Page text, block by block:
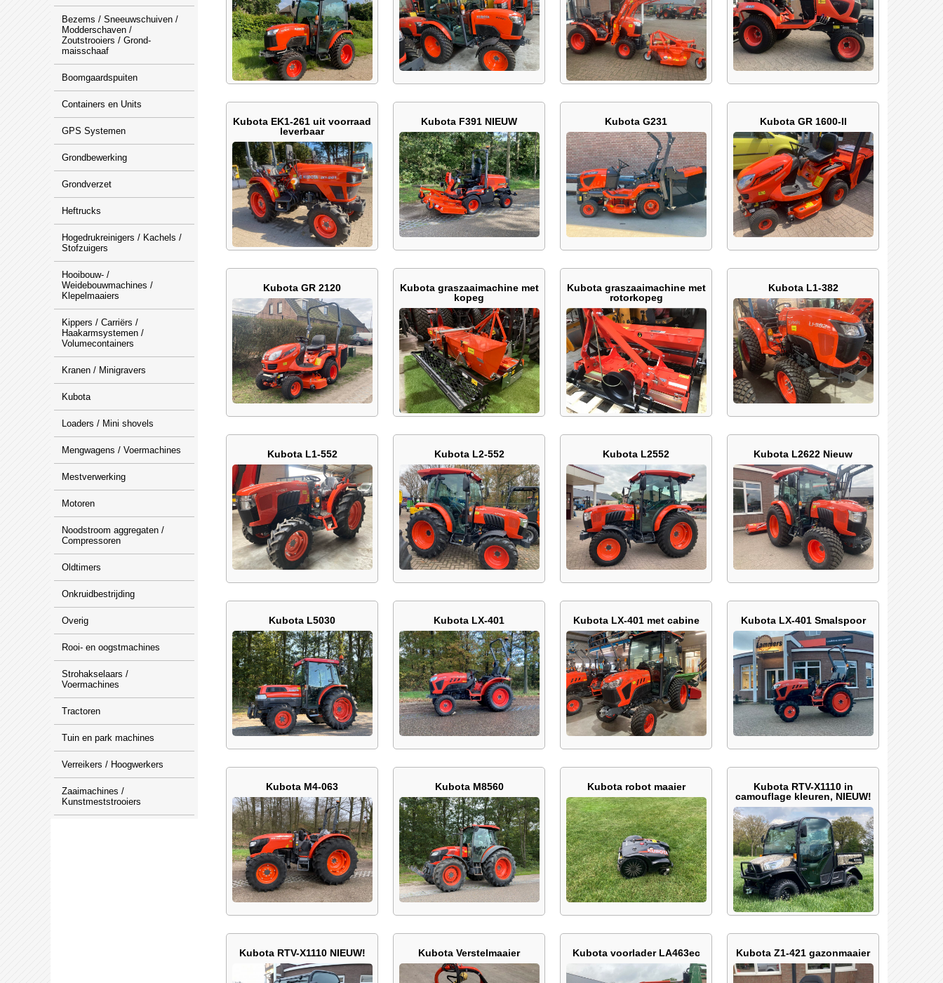
Bezems / Sneeuwschuiven /
Modderschaven /
Zoutstrooiers / Grond-
maisschaaf
Boomgaardspuiten
Containers en Units
GPS Systemen
Grondbewerking
Grondverzet
Heftrucks
Hogedrukreinigers / Kachels /
Stofzuigers
Hooibouw- /
Weidebouwmachines /
Klepelmaaiers
Kippers / Carriërs /
Haakarmsystemen /
Volumecontainers
Kranen / Minigravers
Kubota
Loaders / Mini shovels
Mengwagens / Voermachines
Mestverwerking
Motoren
Noodstroom aggregaten /
Compressoren
Oldtimers
Onkruidbestrijding
Overig
Rooi- en oogstmachines
Strohakselaars /
Voermachines
Tractoren
Tuin en park machines
Verreikers / Hoogwerkers
Zaaimachines /
Kunstmeststrooiers
Kubota EK1-261 uit voorraad
leverbaar
Kubota F391 NIEUW Kubota G231 Kubota GR 1600-II
Kubota GR 2120
Kubota graszaaimachine met
kopeg
Kubota graszaaimachine met
rotorkopeg
Kubota L1-382
Kubota L1-552 Kubota L2-552 Kubota L2552 Kubota L2622 Nieuw
Kubota L5030 Kubota LX-401 Kubota LX-401 met cabine Kubota LX-401 Smalspoor
Kubota M4-063 Kubota M8560 Kubota robot maaier
Kubota RTV-X1110 in
camouflage kleuren, NIEUW!
Kubota RTV-X1110 NIEUW! Kubota Verstelmaaier Kubota voorlader LA463ec Kubota Z1-421 gazonmaaier